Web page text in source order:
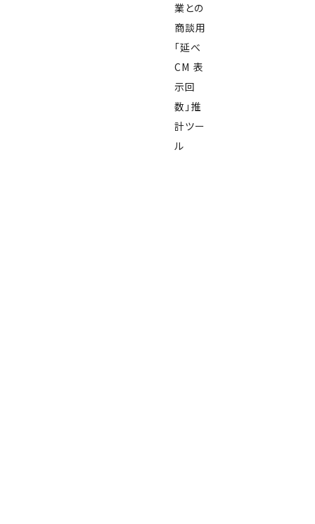
業との
商談用
「延べ
CM 表
示回
数」推
計ツー
ル